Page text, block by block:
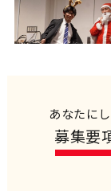
あなたに
募集要